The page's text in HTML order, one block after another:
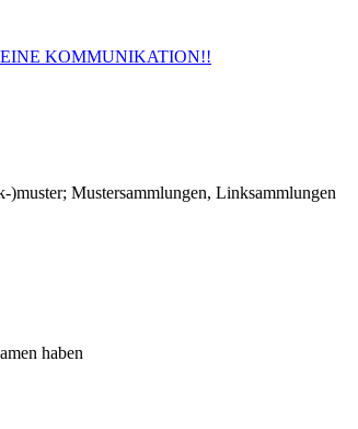
KOMMUNIKATION!!
Mustersammlungen, Linksammlungen
haben